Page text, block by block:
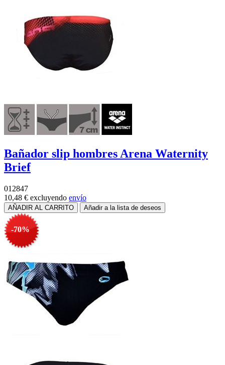
Bañador slip hombres Arena Waternity
Brief
012847
10,48 € excluyendo envío
-70%